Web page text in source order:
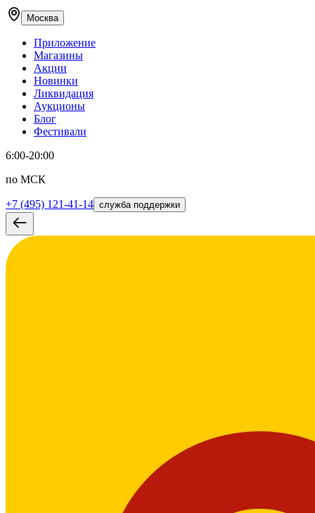
Москва
Приложение
Магазины
Акции
Новинки
Ликвидация
Аукционы
Блог
Фестивали
6:00-20:00
по МСК
+7 (495) 121-41-14 служба поддержки